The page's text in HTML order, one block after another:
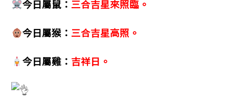
今日屬鼠： 三合吉星來照臨。
今日屬猴： 三合吉星高照。
今日屬雞： 吉祥日。